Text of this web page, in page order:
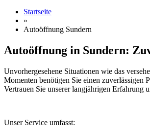
Startseite
»
Autoöffnung Sundern
Autoöffnung in Sundern:
Unvorhergesehene Situationen wie das
Momenten benötigen Sie einen
Vertrauen Sie unserer langjährigen Erfahrung
Unser Service umfasst: